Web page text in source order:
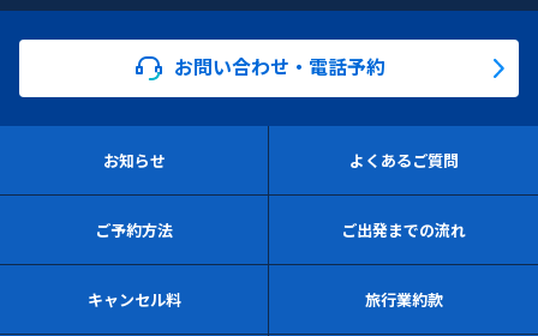
お問い合わせ・電話予約
お知らせ よくあるご質問
ご予約方法 ご出発までの流れ
キャンセル料 旅行業約款